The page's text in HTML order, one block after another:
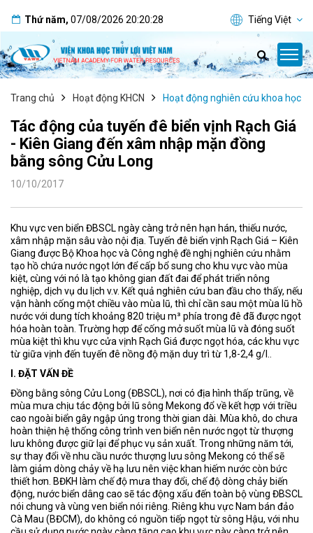
Thứ năm, 07/08/2026 20:20:28 Tiếng Việt
Trang chủ Hoạt động KHCN Hoạt động nghiên cứu khoa học
Tác động của tuyến đê biển vịnh Rạch Giá
- Kiên Giang đến xâm nhập mặn đồng
bằng sông Cửu Long
10/10/2017
Khu vực ven biển ĐBSCL ngày càng trở nên hạn hán, thiếu nước,
xâm nhập mặn sâu vào nội địa. Tuyến đê biển vịnh Rạch Giá – Kiên
Giang được Bộ Khoa học và Công nghệ đề nghị nghiên cứu nhằm
tạo hồ chứa nước ngọt lớn để cấp bổ sung cho khu vực vào mùa
kiệt, cùng với nó là tạo không gian đất đai để phát triển nông
nghiệp, dịch vụ du lịch v.v. Kết quả nghiên cứu ban đầu cho thấy, nếu
vận hành cống một chiều vào mùa lũ, thì chỉ cần sau một mùa lũ hồ
nước với dung tích khoảng 820 triệu m³ phía trong đê đã được ngọt
hóa hoàn toàn. Trường hợp để cống mở suốt mùa lũ và đóng suốt
mùa kiệt thì khu vực cửa vịnh Rạch Giá được ngọt hóa, các khu vực
từ giữa vịnh đến tuyến đê nồng độ mặn duy trì từ 1,8-2,4 g/l..
I. ĐẶT VẤN ĐỀ
Đồng bằng sông Cửu Long (ĐBSCL), nơi có địa hình thấp trũng, về
mùa mưa chịu tác động bởi lũ sông Mekong đổ về kết hợp với triều
cao ngoài biển gây ngập úng trong thời gian dài. Mùa khô, do chưa
hoàn thiện hệ thống công trình ven biển nên nước ngọt từ thượng
lưu không được giữ lại để phục vụ sản xuất. Trong những năm tới,
sự thay đổi về nhu cầu nước thượng lưu sông Mekong có thể sẽ
làm giảm dòng chảy về hạ lưu nên việc khan hiếm nước còn bức
thiết hơn. BĐKH làm chế độ mưa thay đổi, chế độ dòng chảy biến
động, nước biển dâng cao sẽ tác động xấu đến toàn bộ vùng ĐBSCL
nói chung và vùng ven biển nói riêng. Riêng khu vực Nam bán đảo
Cà Mau (BĐCM), do không có nguồn tiếp ngọt từ sông Hậu, với nhu